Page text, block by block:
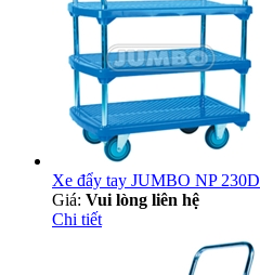
Xe đẩy tay JUMBO NP 230D
Giá: Vui lòng liên hệ
Chi tiết